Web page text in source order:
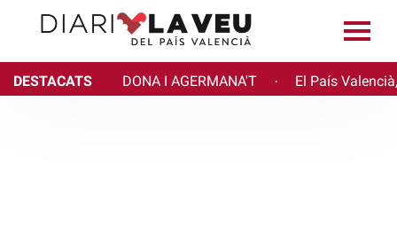
DESTACATS DONA I AGERMANA'T · El País